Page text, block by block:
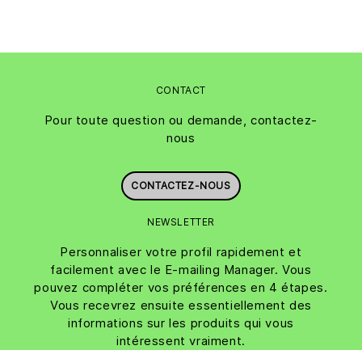
CONTACT
Pour toute question ou demande, contactez-
nous
CONTACTEZ-NOUS
NEWSLETTER
Personnaliser votre profil rapidement et
facilement avec le E-mailing Manager. Vous
pouvez compléter vos préférences en 4 étapes.
Vous recevrez ensuite essentiellement des
informations sur les produits qui vous
intéressent vraiment.